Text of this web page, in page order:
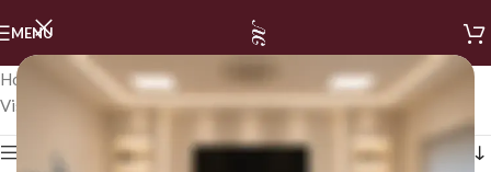
MENU
Home LINEA NAILS/NAIL ART E ACCESSORI/NAIL ART GEL
Visualizzazione di 18 risultati
Mostra i filtri